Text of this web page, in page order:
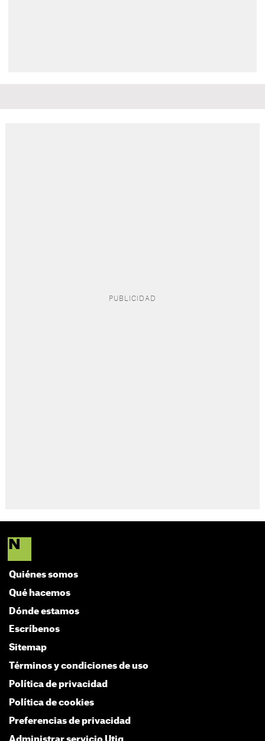
Quiénes somos
Qué hacemos
Dónde estamos
Escríbenos
Sitemap
Términos y condiciones de uso
Política de privacidad
Política de cookies
Preferencias de privacidad